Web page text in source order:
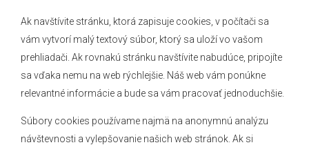
Ak navštívite stránku, ktorá zapisuje cookies, v počítači sa
vám vytvorí malý textový súbor, ktorý sa uloží vo vašom
prehliadači. Ak rovnakú stránku navštívite nabudúce, pripojíte
sa vďaka nemu na web rýchlejšie. Náš web vám ponúkne
relevantné informácie a bude sa vám pracovať jednoduchšie.
Súbory cookies používame najmä na anonymnú analýzu
návštevnosti a vylepšovanie našich web stránok. Ak si
O obci
Hlásenia obecného rozhlasu